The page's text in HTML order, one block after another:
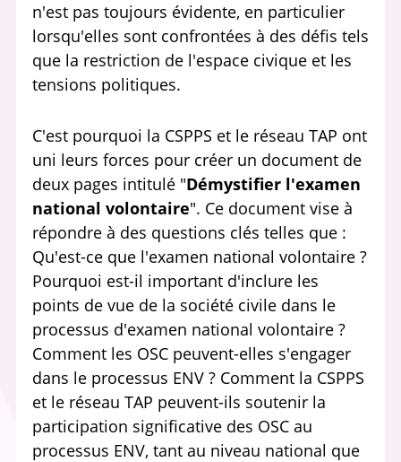
n'est pas toujours évidente, en particulier
lorsqu'elles sont confrontées à des défis tels
que la restriction de l'espace civique et les
tensions politiques.
C'est pourquoi la CSPPS et le réseau TAP ont
uni leurs forces pour créer un document de
deux pages intitulé "Démystifier l'examen
national volontaire". Ce document vise à
répondre à des questions clés telles que :
Qu'est-ce que l'examen national volontaire ?
Pourquoi est-il important d'inclure les
points de vue de la société civile dans le
processus d'examen national volontaire ?
Comment les OSC peuvent-elles s'engager
dans le processus ENV ? Comment la CSPPS
et le réseau TAP peuvent-ils soutenir la
participation significative des OSC au
processus ENV, tant au niveau national que